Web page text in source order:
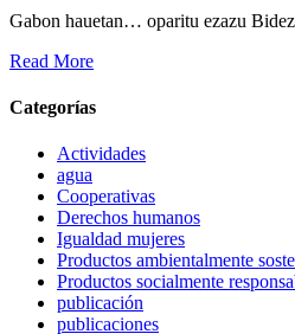
Gabon hauetan… oparitu ezazu
Read More
Categorías
Actividades
agua
Cooperativas
Derechos humanos
Igualdad mujeres
Productos ambientalmente
Productos socialmente
publicación
publicaciones